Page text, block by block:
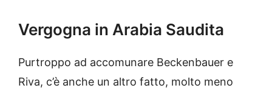
Vergogna in Arabia Saudita
Purtroppo ad accomunare Beckenbauer e
Riva, c’è anche un altro fatto, molto meno